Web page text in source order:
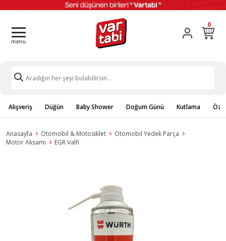
0
Alışveriş Düğün Baby Shower Doğum Günü Kutlama
Anasayfa Otomobil & Motosiklet
Otomobil Yedek Parça
Motor Aksamı
EGR Valfi